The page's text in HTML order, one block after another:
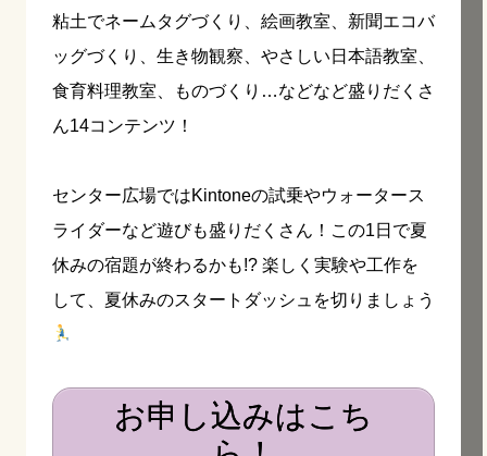
粘土でネームタグづくり、絵画教室、新聞エコバ
ッグづくり、生き物観察、やさしい日本語教室、
食育料理教室、ものづくり…などなど盛りだくさ
ん14コンテンツ！
センター広場ではKintoneの試乗やウォータース
ライダーなど遊びも盛りだくさん！この1日で夏
休みの宿題が終わるかも!? 楽しく実験や工作を
して、夏休みのスタートダッシュを切りましょう
お申し込みはこち